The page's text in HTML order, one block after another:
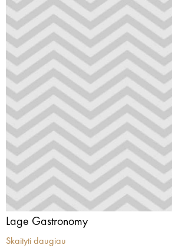
Lage Gastronomy
Skaityti daugiau